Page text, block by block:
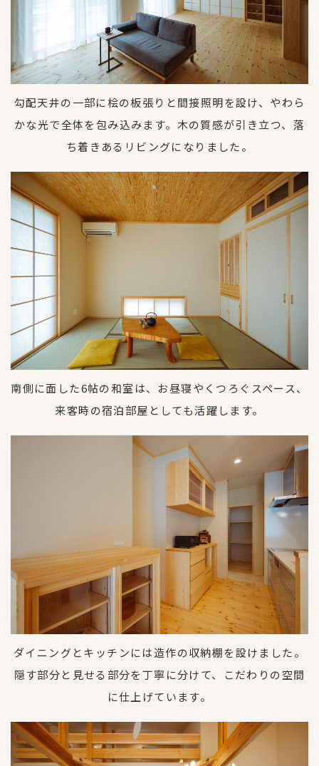
勾配天井の一部に桧の板張りと間接照明を設け、やわら
かな光で全体を包み込みます。木の質感が引き立つ、落
ち着きあるリビングになりました。
南側に面した6帖の和室は、お昼寝やくつろぐスペース、
来客時の宿泊部屋としても活躍します。
ダイニングとキッチンには造作の収納棚を設けました。
隠す部分と見せる部分を丁寧に分けて、こだわりの空間
に仕上げています。